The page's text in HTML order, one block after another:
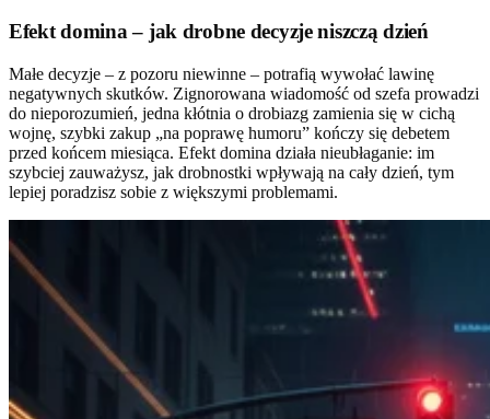
Efekt domina – jak drobne decyzje niszczą dzień
Małe decyzje – z pozoru niewinne – potrafią wywołać lawinę
negatywnych skutków. Zignorowana wiadomość od szefa prowadzi
do nieporozumień, jedna kłótnia o drobiazg zamienia się w cichą
wojnę, szybki zakup „na poprawę humoru” kończy się debetem
przed końcem miesiąca. Efekt domina działa nieubłaganie: im
szybciej zauważysz, jak drobnostki wpływają na cały dzień, tym
lepiej poradzisz sobie z większymi problemami.